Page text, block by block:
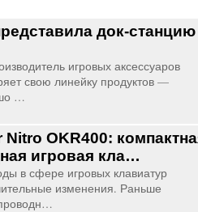
док-станцию
игровых аксессуаров
свою линейку продуктов —
…
OKR400:
игровая кла…
в сфере игровых клавиатур
изменения. Раньше